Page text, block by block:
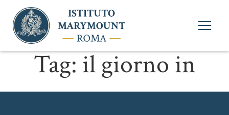
Apri
menu
Tag: il giorno in